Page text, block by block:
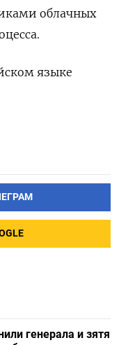
облачных
языке
генерала и зятя